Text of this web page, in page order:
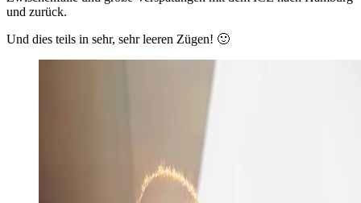
und zurück.
Und dies teils in sehr, sehr leeren Zügen! 🙂